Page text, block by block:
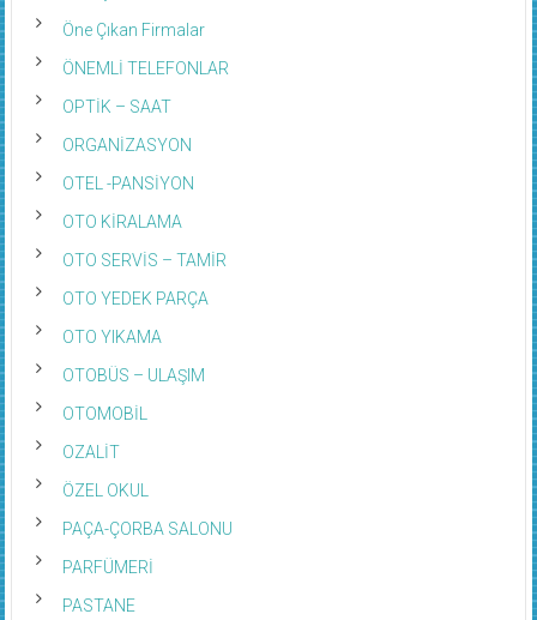
Öne Çıkan Firmalar
ÖNEMLİ TELEFONLAR
OPTİK – SAAT
ORGANİZASYON
OTEL -PANSİYON
OTO KİRALAMA
OTO SERVİS – TAMİR
OTO YEDEK PARÇA
OTO YIKAMA
OTOBÜS – ULAŞIM
OTOMOBİL
OZALİT
ÖZEL OKUL
PAÇA-ÇORBA SALONU
PARFÜMERİ
PASTANE